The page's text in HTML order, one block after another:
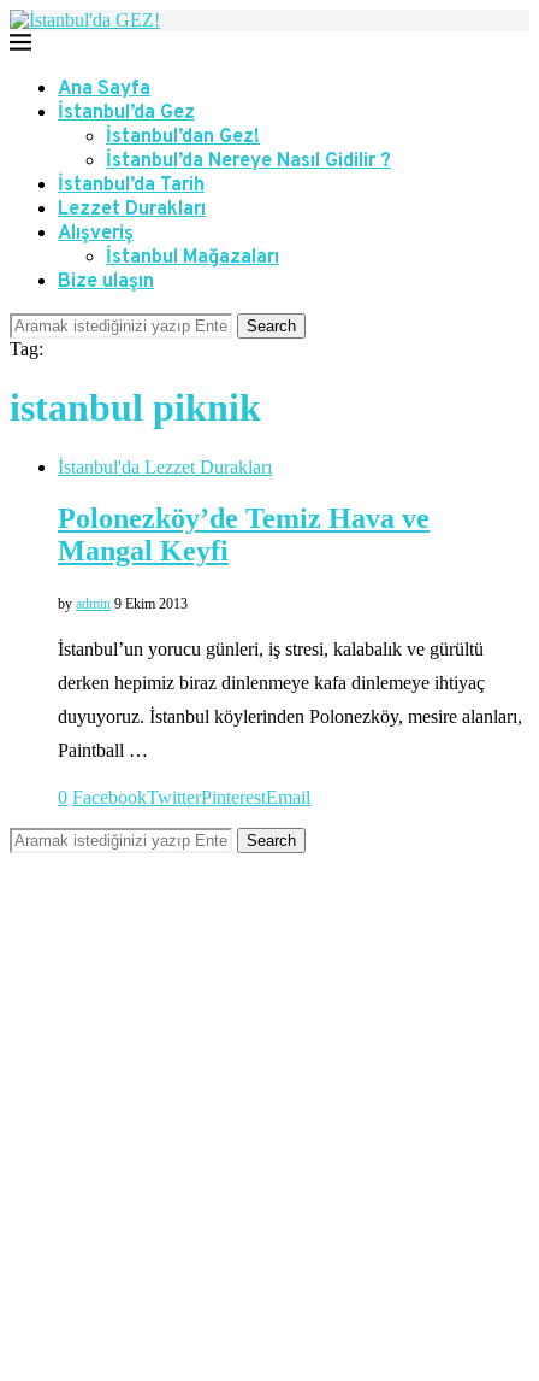
Ana Sayfa
İstanbul’da Gez
İstanbul’dan Gez!
İstanbul’da Nereye Nasıl Gidilir ?
İstanbul’da Tarih
Lezzet Durakları
Alışveriş
İstanbul Mağazaları
Bize ulaşın
Search
Tag:
istanbul piknik
İstanbul'da Lezzet Durakları
Polonezköy’de Temiz Hava ve
Mangal Keyfi
by admin 9 Ekim 2013
İstanbul’un yorucu günleri, iş stresi, kalabalık ve gürültü
derken hepimiz biraz dinlenmeye kafa dinlemeye ihtiyaç
duyuyoruz. İstanbul köylerinden Polonezköy, mesire alanları,
Paintball …
0 FacebookTwitterPinterestEmail